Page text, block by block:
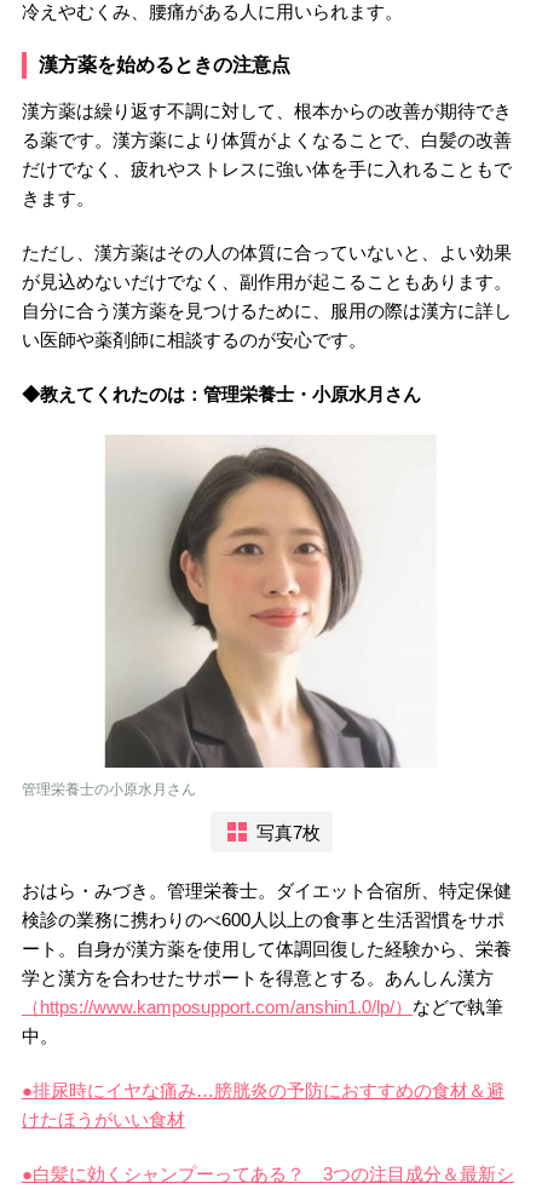
冷えやむくみ、腰痛がある人に用いられます。
漢方薬を始めるときの注意点
漢方薬は繰り返す不調に対して、根本からの改善が期待でき
る薬です。漢方薬により体質がよくなることで、白髪の改善
だけでなく、疲れやストレスに強い体を手に入れることもで
きます。
ただし、漢方薬はその人の体質に合っていないと、よい効果
が見込めないだけでなく、副作用が起こることもあります。
自分に合う漢方薬を見つけるために、服用の際は漢方に詳し
い医師や薬剤師に相談するのが安心です。
◆教えてくれたのは：管理栄養士・小原水月さん
管理栄養士の小原水月さん
写真7枚
おはら・みづき。管理栄養士。ダイエット合宿所、特定保健
検診の業務に携わりのべ600人以上の食事と生活習慣をサポ
ート。自身が漢方薬を使用して体調回復した経験から、栄養
学と漢方を合わせたサポートを得意とする。あんしん漢方
（https://www.kamposupport.com/anshin1.0/lp/） などで執筆
中。
●排尿時にイヤな痛み…膀胱炎の予防におすすめの食材＆避
けたほうがいい食材
●白髪に効くシャンプーってある？ 3つの注目成分＆最新シ